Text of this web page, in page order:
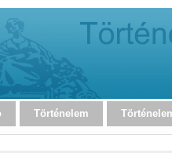
Történelem